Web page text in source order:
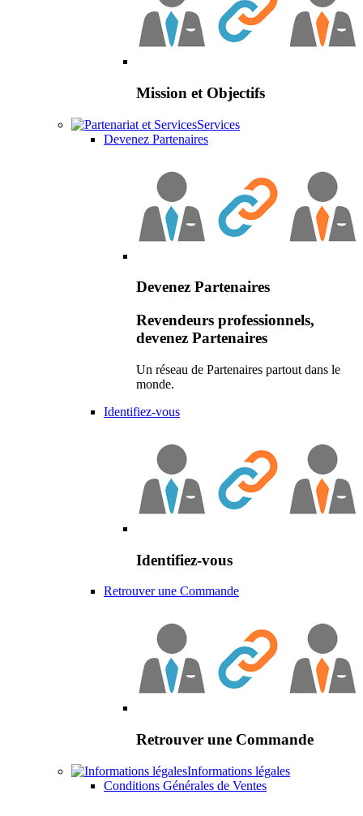
Mission et Objectifs
Services
Devenez Partenaires
Devenez Partenaires
Revendeurs professionnels,
devenez Partenaires
Un réseau de Partenaires partout dans le
monde.
Identifiez-vous
Identifiez-vous
Retrouver une Commande
Retrouver une Commande
Informations légales
Conditions Générales de Ventes